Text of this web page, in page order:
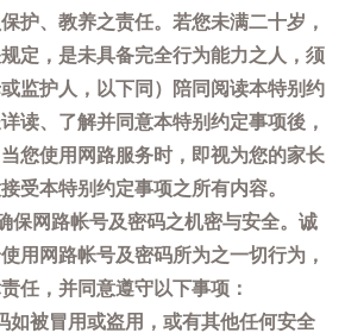
护、教养之责任。若您未满二十岁，
定，是未具备完全行为能力之人，须
监护人，以下同）陪同阅读本特别约
读、了解并同意本特别约定事项後，
您使用网路服务时，即视为您的家长
受本特别约定事项之所有内容。
保网路帐号及密码之机密与安全。诚
用网路帐号及密码所为之一切行为，
任，并同意遵守以下事项：
如被冒用或盗用，或有其他任何安全